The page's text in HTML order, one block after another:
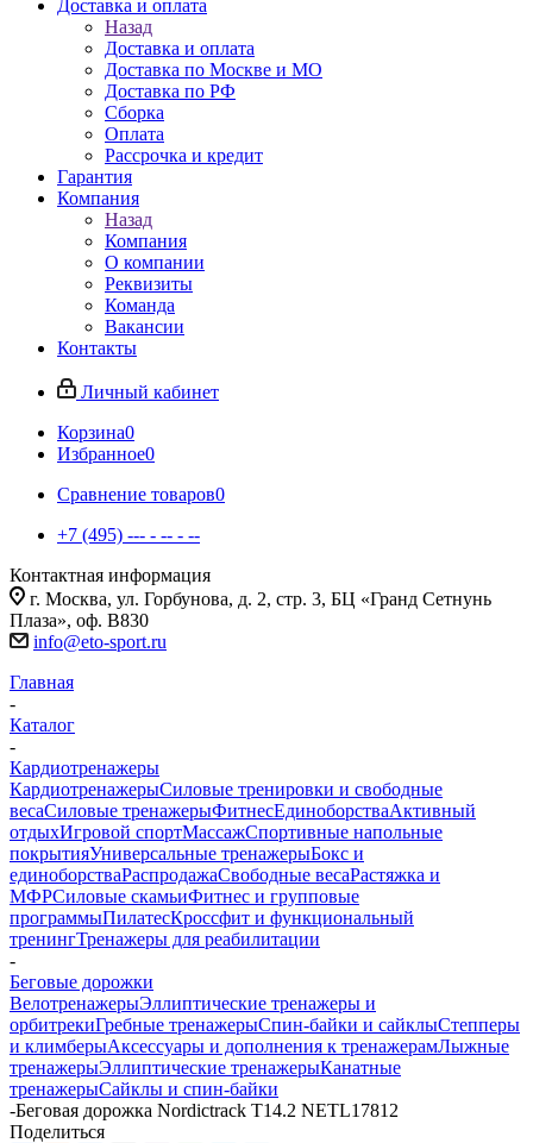
Доставка и оплата
Назад
Доставка и оплата
Доставка по Москве и МО
Доставка по РФ
Сборка
Оплата
Рассрочка и кредит
Гарантия
Компания
Назад
Компания
О компании
Реквизиты
Команда
Вакансии
Контакты
Личный кабинет
Корзина0
Избранное0
Сравнение товаров0
+7 (495) --- - -- - --
Контактная информация
г. Москва, ул. Горбунова, д. 2, стр. 3, БЦ «Гранд Сетнунь
Плаза», оф. В830
info@eto-sport.ru
Главная
-
Каталог
-
Кардиотренажеры
КардиотренажерыСиловые тренировки и свободные
весаСиловые тренажерыФитнесЕдиноборстваАктивный
отдыхИгровой спортМассажСпортивные напольные
покрытияУниверсальные тренажерыБокс и
единоборстваРаспродажаСвободные весаРастяжка и
МФРСиловые скамьиФитнес и групповые
программыПилатесКроссфит и функциональный
тренингТренажеры для реабилитации
-
Беговые дорожки
ВелотренажерыЭллиптические тренажеры и
орбитрекиГребные тренажерыСпин-байки и сайклыСтепперы
и климберыАксессуары и дополнения к тренажерамЛыжные
тренажерыЭллиптические тренажерыКанатные
тренажерыСайклы и спин-байки
-Беговая дорожка Nordictrack T14.2 NETL17812
Поделиться